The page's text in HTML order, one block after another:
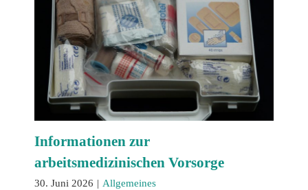
Informationen zur
arbeitsmedizinischen Vorsorge
30. Juni 2026 | Allgemeines